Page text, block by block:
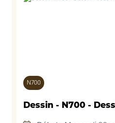
N700
Dessin - N700 -